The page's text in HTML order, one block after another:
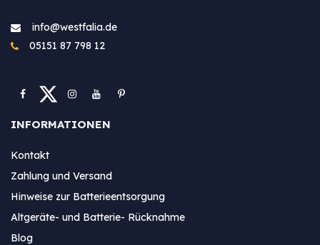
info@westfa​lia.de
05151 87 798 12
INFORMATIONEN
Kontakt
Zahlung und Versand
Hinweise zur Batterieentsorgung
Altgeräte- und Batterie- Rücknahme
Blog